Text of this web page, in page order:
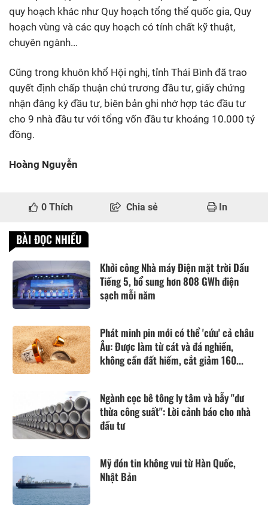
quy hoạch khác như Quy hoạch tổng thể quốc gia, Quy
hoạch vùng và các quy hoạch có tính chất kỹ thuật,
chuyên ngành...
Cũng trong khuôn khổ Hội nghị, tỉnh Thái Bình đã trao
quyết định chấp thuận chủ trương đầu tư, giấy chứng
nhận đăng ký đầu tư, biên bản ghi nhớ hợp tác đầu tư
cho 9 nhà đầu tư với tổng vốn đầu tư khoảng 10.000 tỷ
đồng.
Hoàng Nguyễn
0 Thích Chia sẻ In
BÀI ĐỌC NHIỀU
Khởi công Nhà máy Điện mặt trời Dầu
Tiếng 5, bổ sung hơn 808 GWh điện
sạch mỗi năm
Phát minh pin mới có thể 'cứu' cả châu
Âu: Được làm từ cát và đá nghiền,
không cần đất hiếm, cắt giảm 160...
Ngành cọc bê tông ly tâm và bẫy "dư
thừa công suất": Lời cảnh báo cho nhà
đầu tư
Mỹ đón tin không vui từ Hàn Quốc,
Nhật Bản